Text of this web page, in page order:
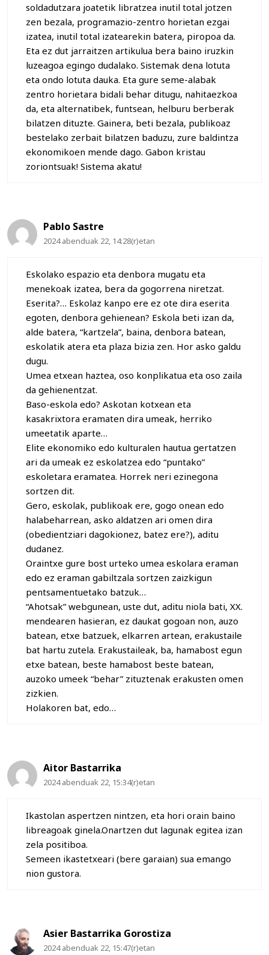
soldadutzara joatetik libratzea inutil total jotzen
zen bezala, programazio-zentro horietan ezgai
izatea, inutil total izatearekin batera, piropoa da.
Eta ez dut jarraitzen artikulua bera baino iruzkin
luzeagoa egingo dudalako. Sistemak dena lotuta
eta ondo lotuta dauka. Eta gure seme-alabak
zentro horietara bidali behar ditugu, nahitaezkoa
da, eta alternatibek, funtsean, helburu berberak
bilatzen dituzte. Gainera, beti bezala, publikoaz
bestelako zerbait bilatzen baduzu, zure baldintza
ekonomikoen mende dago. Gabon kristau
zoriontsuak! Sistema akatu!
Pablo Sastre
2024 abenduak 22, 14:28(r)etan
Eskolako espazio eta denbora mugatu eta
menekoak izatea, bera da gogorrena niretzat.
Eserita?… Eskolaz kanpo ere ez ote dira eserita
egoten, denbora gehienean? Eskola beti izan da,
alde batera, “kartzela”, baina, denbora batean,
eskolatik atera eta plaza bizia zen. Hor asko galdu
dugu.
Umea etxean haztea, oso konplikatua eta oso zaila
da gehienentzat.
Baso-eskola edo? Askotan kotxean eta
kasakrixtora eramaten dira umeak, herriko
umeetatik aparte…
Elite ekonomiko edo kulturalen hautua gertatzen
ari da umeak ez eskolatzea edo “puntako”
eskoletara eramatea. Horrek neri ezinegona
sortzen dit.
Gero, eskolak, publikoak ere, gogo onean edo
halabeharrean, asko aldatzen ari omen dira
(obedientziari dagokionez, batez ere?), aditu
dudanez.
Oraintxe gure bost urteko umea eskolara eraman
edo ez eraman gabiltzala sortzen zaizkigun
pentsamentuetako batzuk…
“Ahotsak” webgunean, uste dut, aditu niola bati, XX.
mendearen hasieran, ez daukat gogoan non, auzo
batean, etxe batzuek, elkarren artean, erakustaile
bat hartu zutela. Erakustaileak, ba, hamabost egun
etxe batean, beste hamabost beste batean,
auzoko umeek “behar” zituztenak erakusten omen
zizkien.
Holakoren bat, edo…
Aitor Bastarrika
2024 abenduak 22, 15:34(r)etan
Ikastolan aspertzen nintzen, eta hori orain baino
libreagoak ginela.Onartzen dut lagunak egitea izan
zela positiboa.
Semeen ikastetxeari (bere garaian) sua emango
nion gustora.
Asier Bastarrika Gorostiza
2024 abenduak 22, 15:47(r)etan